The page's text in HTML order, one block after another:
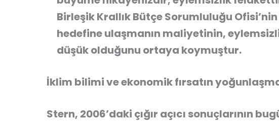
Birleşik Krallık Bütçe Sorumluluğu
hedefine ulaşmanın maliyetinin,
düşük olduğunu ortaya koymuştur.
İklim bilimi ve ekonomik fırsatın
Stern, 2006’daki çığır açıcı sonuçlarının